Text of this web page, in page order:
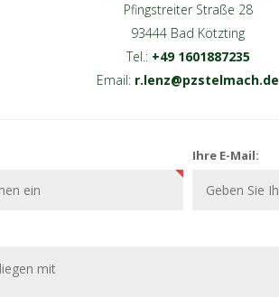
Pfingstreiter Straße 28
93444 Bad Kötzting
Tel.: +49 1601887235
Email: r.lenz@pzstelmach.de
Ihre E-Mail: